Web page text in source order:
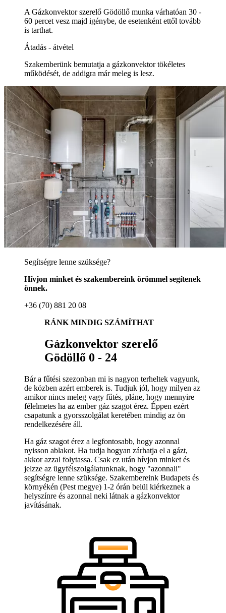
A Gázkonvektor szerelő Gödöllő munka várhatóan 30 -
60 percet vesz majd igénybe, de esetenként ettől tovább
is tarthat.
Átadás - átvétel
Szakemberünk bemutatja a gázkonvektor tökéletes
működését, de addigra már meleg is lesz.
Segítségre lenne szüksége?
Hívjon minket és szakembereink örömmel segítenek
önnek.
+36 (70) 881 20 08
RÁNK MINDIG SZÁMÍTHAT
Gázkonvektor szerelő
Gödöllő 0 - 24
Bár a fűtési szezonban mi is nagyon terheltek vagyunk,
de közben azért emberek is. Tudjuk jól, hogy milyen az
amikor nincs meleg vagy fűtés, pláne, hogy mennyire
félelmetes ha az ember gáz szagot érez. Éppen ezért
csapatunk a gyorsszolgálat keretében mindig az ön
rendelkezésére áll.
Ha gáz szagot érez a legfontosabb, hogy azonnal
nyisson ablakot. Ha tudja hogyan zárhatja el a gázt,
akkor azzal folytassa. Csak ez után hívjon minket és
jelzze az ügyfélszolgálatunknak, hogy "azonnali"
segítségre lenne szüksége. Szakembereink Budapets és
környékén (Pest megye) 1-2 órán belül kiérkeznek a
helyszínre és azonnal neki látnak a gázkonvektor
javításának.